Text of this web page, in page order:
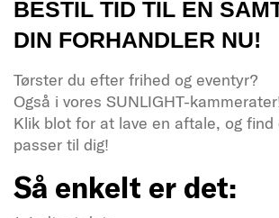
BESTIL TID TIL EN
DIN FORHANDLER NU!
Tørster du efter frihed og eventyr?
Også i vores SUNLIGHT-
Klik blot for at lave en aftale, og find
passer til dig!
Så enkelt er det: